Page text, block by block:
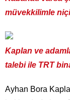
müvekkilimle
Kaplan ve
talebi ile TRT
Ayhan Bora